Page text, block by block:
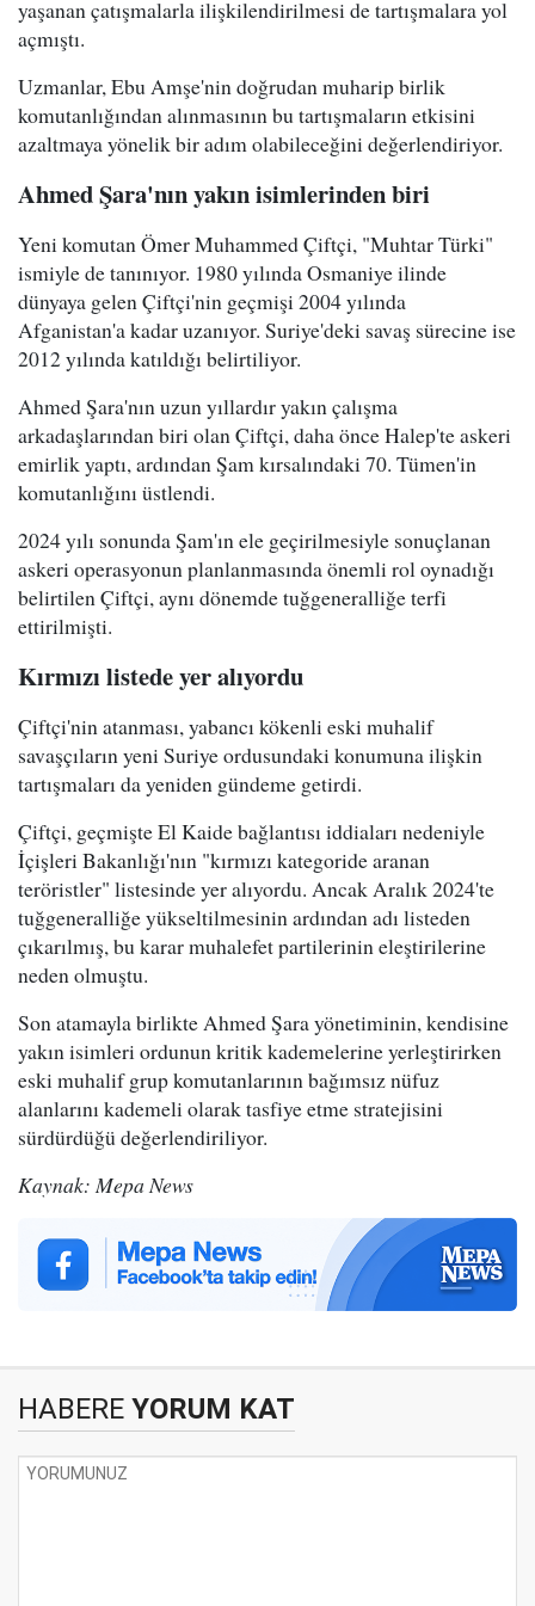
yaşanan çatışmalarla ilişkilendirilmesi de tartışmalara yol
açmıştı.
Uzmanlar, Ebu Amşe'nin doğrudan muharip birlik
komutanlığından alınmasının bu tartışmaların etkisini
azaltmaya yönelik bir adım olabileceğini değerlendiriyor.
Ahmed Şara'nın yakın isimlerinden biri
Yeni komutan Ömer Muhammed Çiftçi, "Muhtar Türki"
ismiyle de tanınıyor. 1980 yılında Osmaniye ilinde
dünyaya gelen Çiftçi'nin geçmişi 2004 yılında
Afganistan'a kadar uzanıyor. Suriye'deki savaş sürecine ise
2012 yılında katıldığı belirtiliyor.
Ahmed Şara'nın uzun yıllardır yakın çalışma
arkadaşlarından biri olan Çiftçi, daha önce Halep'te askeri
emirlik yaptı, ardından Şam kırsalındaki 70. Tümen'in
komutanlığını üstlendi.
2024 yılı sonunda Şam'ın ele geçirilmesiyle sonuçlanan
askeri operasyonun planlanmasında önemli rol oynadığı
belirtilen Çiftçi, aynı dönemde tuğgeneralliğe terfi
ettirilmişti.
Kırmızı listede yer alıyordu
Çiftçi'nin atanması, yabancı kökenli eski muhalif
savaşçıların yeni Suriye ordusundaki konumuna ilişkin
tartışmaları da yeniden gündeme getirdi.
Çiftçi, geçmişte El Kaide bağlantısı iddiaları nedeniyle
İçişleri Bakanlığı'nın "kırmızı kategoride aranan
teröristler" listesinde yer alıyordu. Ancak Aralık 2024'te
tuğgeneralliğe yükseltilmesinin ardından adı listeden
çıkarılmış, bu karar muhalefet partilerinin eleştirilerine
neden olmuştu.
Son atamayla birlikte Ahmed Şara yönetiminin, kendisine
yakın isimleri ordunun kritik kademelerine yerleştirirken
eski muhalif grup komutanlarının bağımsız nüfuz
alanlarını kademeli olarak tasfiye etme stratejisini
sürdürdüğü değerlendiriliyor.
Kaynak: Mepa News
HABERE YORUM KAT